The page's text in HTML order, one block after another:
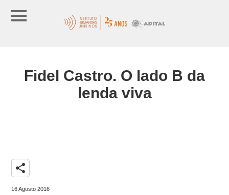
Fidel Castro. O lado B da
lenda viva
share
16 Agosto 2016